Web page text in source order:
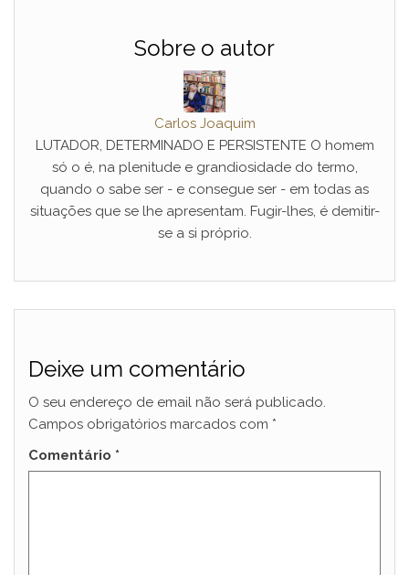
Sobre o autor
Carlos Joaquim
LUTADOR, DETERMINADO E PERSISTENTE O homem
só o é, na plenitude e grandiosidade do termo,
quando o sabe ser - e consegue ser - em todas as
situações que se lhe apresentam. Fugir-lhes, é demitir-
se a si próprio.
Deixe um comentário
O seu endereço de email não será publicado.
Campos obrigatórios marcados com *
Comentário *